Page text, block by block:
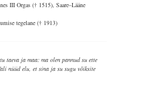
III Orgas († 1515), Saare–Lääne
tegelane († 1913)
taeva ja maa: ma olen pannud su ette
nüüd elu, et sina ja su sugu võiksite